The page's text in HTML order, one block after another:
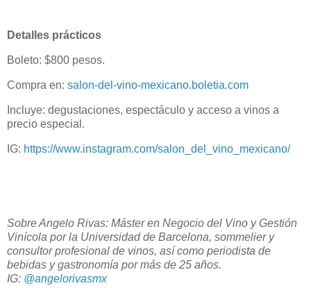
Detalles prácticos
Boleto: $800 pesos.
Compra en: salon-del-vino-mexicano.boletia.com
Incluye: degustaciones, espectáculo y acceso a vinos a
precio especial.
IG: https://www.instagram.com/salon_del_vino_mexicano/
Sobre Angelo Rivas: Máster en Negocio del Vino y Gestión
Vinícola por la Universidad de Barcelona, sommelier y
consultor profesional de vinos, así como periodista de
bebidas y gastronomía por más de 25 años.
IG: @angelorivasmx